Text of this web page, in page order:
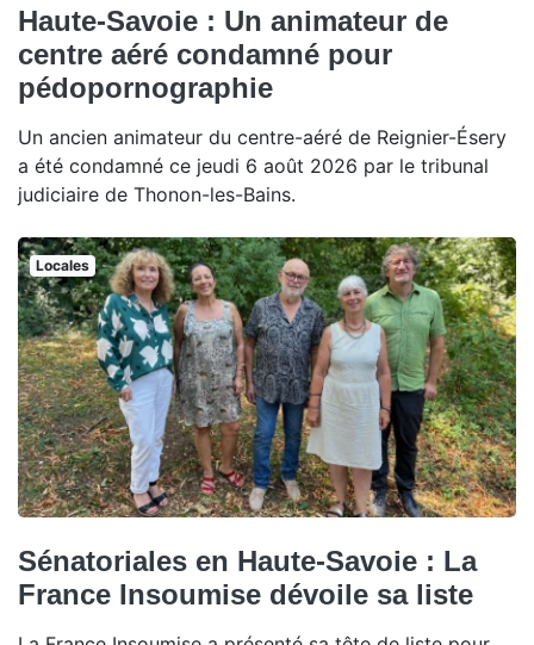
Haute-Savoie : Un animateur de
centre aéré condamné pour
pédopornographie
Un ancien animateur du centre-aéré de Reignier-Ésery
a été condamné ce jeudi 6 août 2026 par le tribunal
judiciaire de Thonon-les-Bains.
Locales
Sénatoriales en Haute-Savoie : La
France Insoumise dévoile sa liste